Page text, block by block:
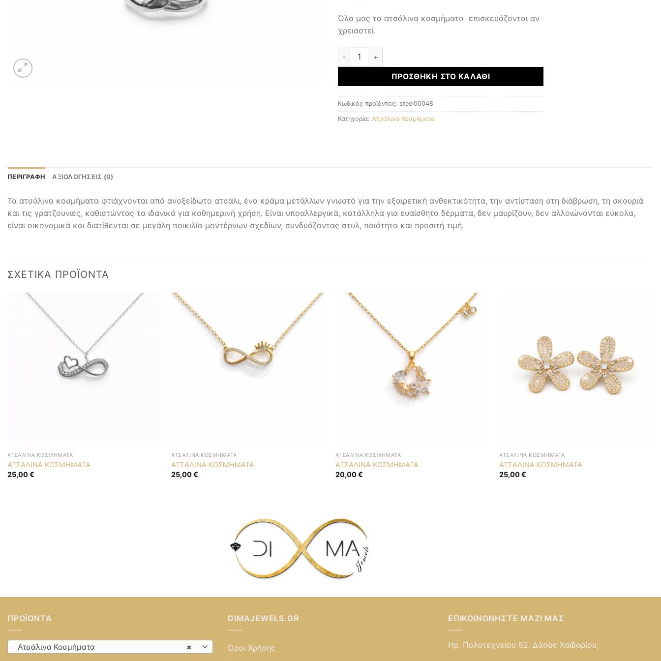
Όλα μας τα ατσάλινα κοσμήματα επισκευάζονται αν
χρειαστεί.
ΑΤΣΑΛΙΝΑ ΚΟΣΜΗΜΑΤΑ ποσότητα
ΠΡΟΣΘΉΚΗ ΣΤΟ ΚΑΛΆΘΙ
Κωδικός προϊόντος: steel00048
Κατηγορία: Ατσάλινα Κοσμήματα
ΠΕΡΙΓΡΑΦΉ ΑΞΙΟΛΟΓΉΣΕΙΣ (0)
Τα ατσάλινα κοσμήματα φτιάχνονται από ανοξείδωτο ατσάλι, ένα κράμα μετάλλων γνωστό για την εξαιρετική ανθεκτικότητα, την αντίσταση στη διάβρωση, τη σκουριά
και τις γρατζουνιές, καθιστώντας τα ιδανικά για καθημερινή χρήση. Είναι υποαλλεργικά, κατάλληλα για ευαίσθητα δέρματα, δεν μαυρίζουν, δεν αλλοιώνονται εύκολα,
είναι οικονομικά και διατίθενται σε μεγάλη ποικιλία μοντέρνων σχεδίων, συνδυάζοντας στυλ, ποιότητα και προσιτή τιμή.
ΣΧΕΤΙΚΆ ΠΡΟΪΌΝΤΑ
ΑΤΣΆΛΙΝΑ ΚΟΣΜΉΜΑΤΑ
ΑΤΣΑΛΙΝΑ ΚΟΣΜΗΜΑΤΑ
25,00€
ΑΤΣΆΛΙΝΑ ΚΟΣΜΉΜΑΤΑ
ΑΤΣΑΛΙΝΑ ΚΟΣΜΗΜΑΤΑ
25,00€
ΑΤΣΆΛΙΝΑ ΚΟΣΜΉΜΑΤΑ
ΑΤΣΑΛΙΝΑ ΚΟΣΜΗΜΑΤΑ
20,00€
ΑΤΣΆΛΙΝΑ ΚΟΣΜΉΜΑΤΑ
ΑΤΣΑΛΙΝΑ ΚΟΣΜΗΜΑΤΑ
25,00€
ΠΡΟΪΌΝΤΑ
×
Ατσάλινα Κοσμήματα
DIMAJEWELS.GR
Όροι Χρήσης
ΕΠΙΚΟΙΝΩΝΉΣΤΕ ΜΑΖΊ ΜΑΣ
Ηρ. Πολυτεχνείου 62, Δάσος Χαϊδαρίου,